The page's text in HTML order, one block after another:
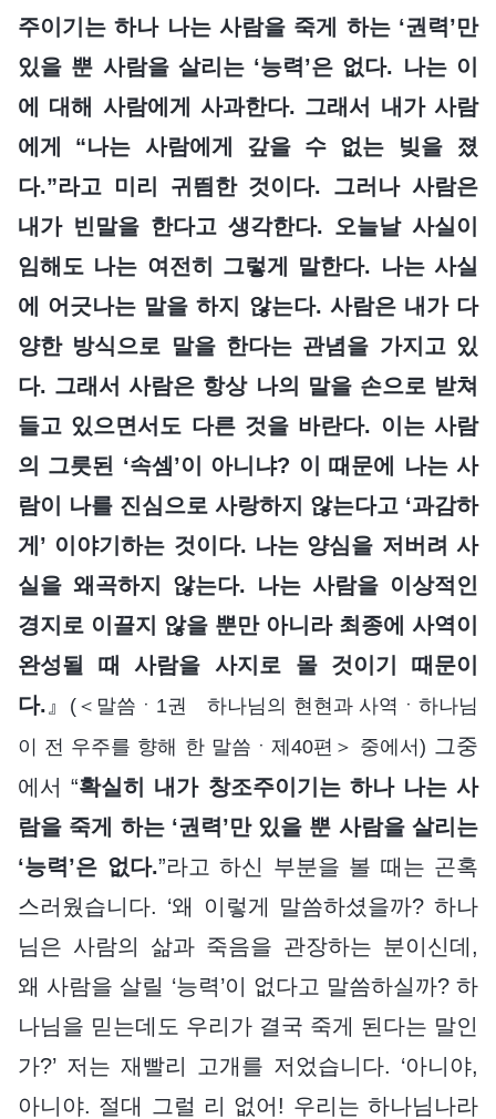
주이기는 하나 나는 사람을 죽게 하는 ‘권력’만
있을 뿐 사람을 살리는 ‘능력’은 없다. 나는 이
에 대해 사람에게 사과한다. 그래서 내가 사람
에게 “나는 사람에게 갚을 수 없는 빚을 졌
다.”라고 미리 귀띔한 것이다. 그러나 사람은
내가 빈말을 한다고 생각한다. 오늘날 사실이
임해도 나는 여전히 그렇게 말한다. 나는 사실
에 어긋나는 말을 하지 않는다. 사람은 내가 다
양한 방식으로 말을 한다는 관념을 가지고 있
다. 그래서 사람은 항상 나의 말을 손으로 받쳐
들고 있으면서도 다른 것을 바란다. 이는 사람
의 그릇된 ‘속셈’이 아니냐? 이 때문에 나는 사
람이 나를 진심으로 사랑하지 않는다고 ‘과감하
게’ 이야기하는 것이다. 나는 양심을 저버려 사
실을 왜곡하지 않는다. 나는 사람을 이상적인
경지로 이끌지 않을 뿐만 아니라 최종에 사역이
완성될 때 사람을 사지로 몰 것이기 때문이
다. 』
(＜말씀ㆍ1권 하나님의 현현과 사역ㆍ하나님
이 전 우주를 향해 한 말씀ㆍ제40편＞ 중에서) 그중
에서 “확실히 내가 창조주이기는 하나 나는 사
람을 죽게 하는 ‘권력’만 있을 뿐 사람을 살리는
‘능력’은 없다.”라고 하신 부분을 볼 때는 곤혹
스러웠습니다. ‘왜 이렇게 말씀하셨을까? 하나
님은 사람의 삶과 죽음을 관장하는 분이신데,
왜 사람을 살릴 ‘능력’이 없다고 말씀하실까? 하
나님을 믿는데도 우리가 결국 죽게 된다는 말인
가?’ 저는 재빨리 고개를 저었습니다. ‘아니야,
아니야. 절대 그럴 리 없어! 우리는 하나님나라